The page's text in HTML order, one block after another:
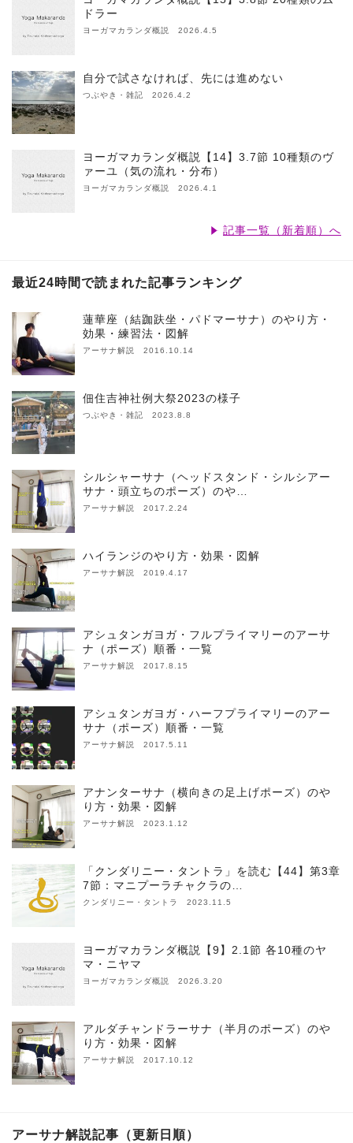
ドラー
ヨーガマカランダ概説 2026.4.5
自分で試さなければ、先には進めない
つぶやき・雑記 2026.4.2
ヨーガマカランダ概説【14】3.7節 10種類のヴ
ァーユ（気の流れ・分布）
ヨーガマカランダ概説 2026.4.1
記事一覧（新着順）へ
最近24時間で読まれた記事ランキング
蓮華座（結跏趺坐・パドマーサナ）のやり方・
効果・練習法・図解
アーサナ解説 2016.10.14
佃住吉神社例大祭2023の様子
つぶやき・雑記 2023.8.8
シルシャーサナ（ヘッドスタンド・シルシアー
サナ・頭立ちのポーズ）のや…
アーサナ解説 2017.2.24
ハイランジのやり方・効果・図解
アーサナ解説 2019.4.17
アシュタンガヨガ・フルプライマリーのアーサ
ナ（ポーズ）順番・一覧
アーサナ解説 2017.8.15
アシュタンガヨガ・ハーフプライマリーのアー
サナ（ポーズ）順番・一覧
アーサナ解説 2017.5.11
アナンターサナ（横向きの足上げポーズ）のや
り方・効果・図解
アーサナ解説 2023.1.12
「クンダリニー・タントラ」を読む【44】第3章
7節：マニプーラチャクラの…
クンダリニー・タントラ 2023.11.5
ヨーガマカランダ概説【9】2.1節 各10種のヤ
マ・ニヤマ
ヨーガマカランダ概説 2026.3.20
アルダチャンドラーサナ（半月のポーズ）のや
り方・効果・図解
アーサナ解説 2017.10.12
アーサナ解説記事（更新日順）